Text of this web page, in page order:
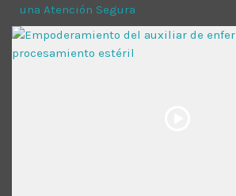
una Atención Segura